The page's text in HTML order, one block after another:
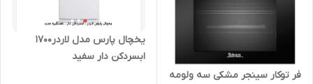
فر توکار سینجر مشکی سه ولومه
یخچال پارس مدل لاردر1700
ابسردکن دار سفید